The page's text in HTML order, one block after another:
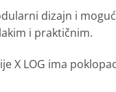
dizajn i
i praktičnim.
X LOG ima